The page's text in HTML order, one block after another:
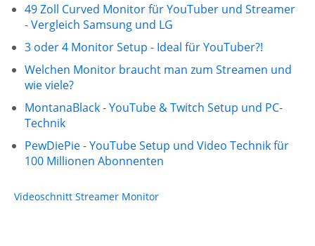
49 Zoll Curved Monitor für YouTuber und Streamer
- Vergleich Samsung und LG
3 oder 4 Monitor Setup - Ideal für YouTuber?!
Welchen Monitor braucht man zum Streamen und
wie viele?
MontanaBlack - YouTube & Twitch Setup und PC-
Technik
PewDiePie - YouTube Setup und Video Technik für
100 Millionen Abonnenten
Videoschnitt Streamer Monitor